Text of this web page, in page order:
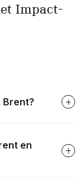
Impact-
Brent?
en